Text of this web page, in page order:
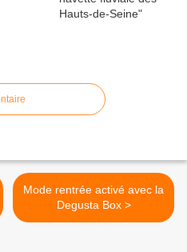
Mode rentrée activé avec la
Degusta Box >